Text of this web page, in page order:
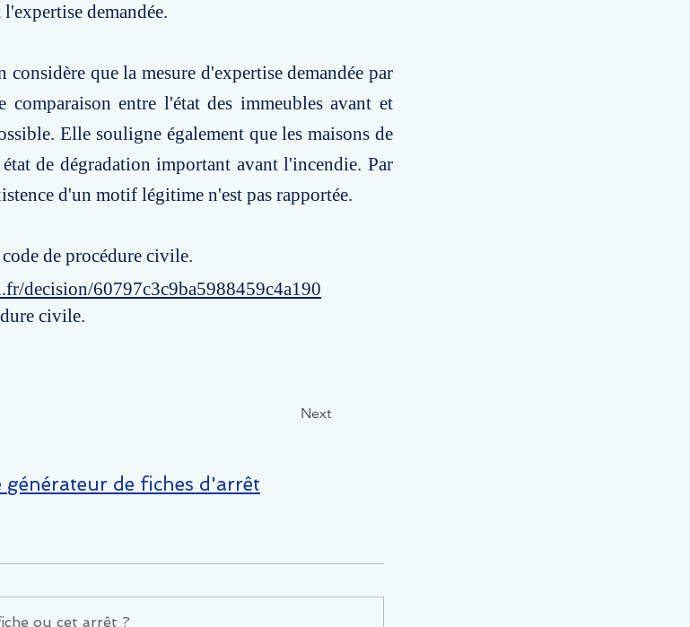
demandée.
considère que la mesure d'expertise demandée par
entre l'état des immeubles avant et
Elle souligne également que les maisons de
de dégradation important avant l'incendie. Par
d'un motif légitime n'est pas rapportée.
de procédure civile.
decision/60797c3c9ba5988459c4a190
civile.
Next
générateur de fiches d'arrêt
ou cet arrêt ?